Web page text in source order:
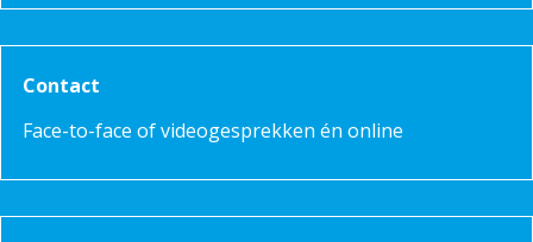
Contact
Face-to-face of videogesprekken én online